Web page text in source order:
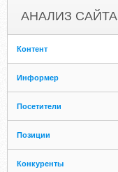
АНАЛИЗ САЙТА
Контент
Информер
Посетители
Позиции
Конкуренты